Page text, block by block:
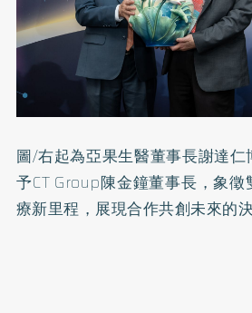
圖/右起為亞果生醫董事長謝達
予CT Group陳金鐘董事長，象
療新里程，展現合作共創未來的決